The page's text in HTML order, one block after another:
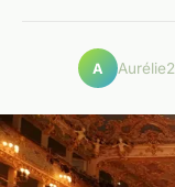
A Aurélie